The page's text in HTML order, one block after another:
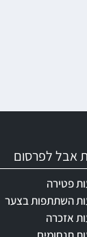
אבל לפרסום
פטירה
השתתפות בצער
אזכרה